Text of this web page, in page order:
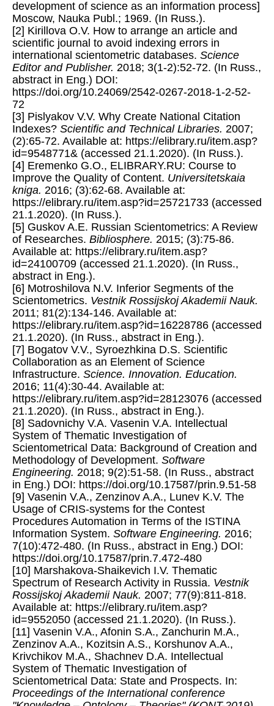
development of science as an information process]
Moscow, Nauka Publ.; 1969. (In Russ.).
[2] Kirillova O.V. How to arrange an article and
scientific journal to avoid indexing errors in
international scientometric databases. Science
Editor and Publisher. 2018; 3(1-2):52-72. (In Russ.,
abstract in Eng.) DOI:
https://doi.org/10.24069/2542-0267-2018-1-2-52-
72
[3] Pislyakov V.V. Why Create National Citation
Indexes? Scientific and Technical Libraries. 2007;
(2):65-72. Available at: https://elibrary.ru/item.asp?
id=9548771& (accessed 21.1.2020). (In Russ.).
[4] Eremenko G.O., ELIBRARY.RU: Course to
Improve the Quality of Content. Universitetskaia
kniga. 2016; (3):62-68. Available at:
https://elibrary.ru/item.asp?id=25721733 (accessed
21.1.2020). (In Russ.).
[5] Guskov A.E. Russian Scientometrics: A Review
of Researches. Bibliosphere. 2015; (3):75-86.
Available at: https://elibrary.ru/item.asp?
id=24100709 (accessed 21.1.2020). (In Russ.,
abstract in Eng.).
[6] Motroshilova N.V. Inferior Segments of the
Scientometrics. Vestnik Rossijskoj Akademii Nauk.
2011; 81(2):134-146. Available at:
https://elibrary.ru/item.asp?id=16228786 (accessed
21.1.2020). (In Russ., abstract in Eng.).
[7] Bogatov V.V., Syroezhkina D.S. Scientific
Collaboration as an Element of Science
Infrastructure. Science. Innovation. Education.
2016; 11(4):30-44. Available at:
https://elibrary.ru/item.asp?id=28123076 (accessed
21.1.2020). (In Russ., abstract in Eng.).
[8] Sadovnichy V.A. Vasenin V.A. Intellectual
System of Thematic Investigation of
Scientometrical Data: Background of Creation and
Methodology of Development. Software
Engineering. 2018; 9(2):51-58. (In Russ., abstract
in Eng.) DOI: https://doi.org/10.17587/prin.9.51-58
[9] Vasenin V.A., Zenzinov A.A., Lunev K.V. The
Usage of CRIS-systems for the Contest
Procedures Automation in Terms of the ISTINA
Information System. Software Engineering. 2016;
7(10):472-480. (In Russ., abstract in Eng.) DOI:
https://doi.org/10.17587/prin.7.472-480
[10] Marshakova-Shaikevich I.V. Thematic
Spectrum of Research Activity in Russia. Vestnik
Rossijskoj Akademii Nauk. 2007; 77(9):811-818.
Available at: https://elibrary.ru/item.asp?
id=9552050 (accessed 21.1.2020). (In Russ.).
[11] Vasenin V.A., Afonin S.A., Zanchurin M.A.,
Zenzinov A.A., Kozitsin A.S., Korshunov A.A.,
Krivchikov M.A., Shachnev D.A. Intellectual
System of Thematic Investigation of
Scientometrical Data: State and Prospects. In:
Proceedings of the International conference